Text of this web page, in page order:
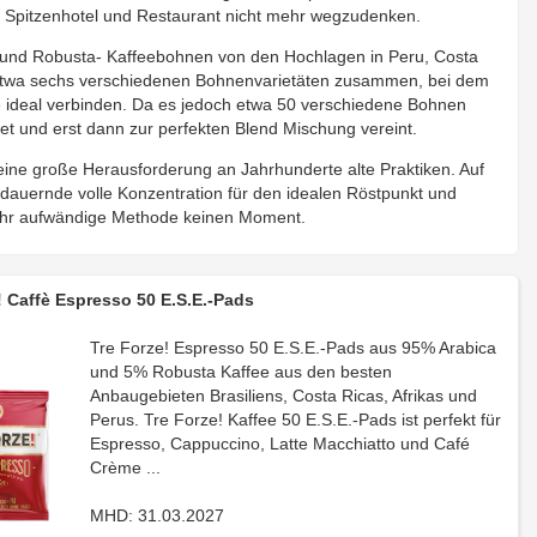
und Restaurant nicht mehr wegzudenken.
Robusta- Kaffeebohnen von den Hochlagen in Peru, Costa
sechs verschiedenen Bohnenvarietäten zusammen, bei dem
verbinden. Da es jedoch etwa 50 verschiedene Bohnen
und erst dann zur perfekten Blend Mischung vereint.
große Herausforderung an Jahrhunderte alte Praktiken. Auf
volle Konzentration für den idealen Röstpunkt und
aufwändige Methode keinen Moment.
Caffè Espresso 50 E.S.E.-Pads
Tre Forze! Espresso 50 E.S.E.-Pads aus 95% Arabica
und 5% Robusta Kaffee aus den besten
Anbaugebieten Brasiliens, Costa Ricas, Afrikas und
Perus. Tre Forze! Kaffee 50 E.S.E.-Pads ist perfekt für
Espresso, Cappuccino, Latte Macchiatto und Café
Crème ...
MHD: 31.03.2027